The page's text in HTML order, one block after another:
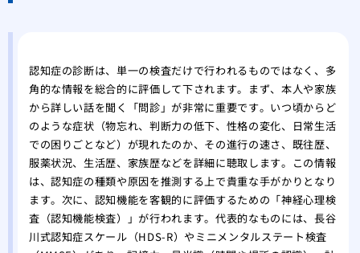
姓
録
の
認知症の診断は、単一の検査だけで行われるものではなく、多
角的な情報を総合的に評価して下されます。まず、本人や家族
から詳しい話を聞く「問診」が非常に重要です。いつ頃からど
のような症状（物忘れ、判断力の低下、性格の変化、日常生活
での困りごとなど）が現れたのか、その進行の速さ、既往歴、
服薬状況、生活歴、家族歴などを詳細に聴取します。この情報
は、認知症の種類や原因を推測する上で貴重な手がかりとなり
ます。次に、認知機能を客観的に評価するための「神経心理検
査（認知機能検査）」が行われます。代表的なものには、長谷
川式認知症スケール（HDS-R）やミニメンタルステート検査